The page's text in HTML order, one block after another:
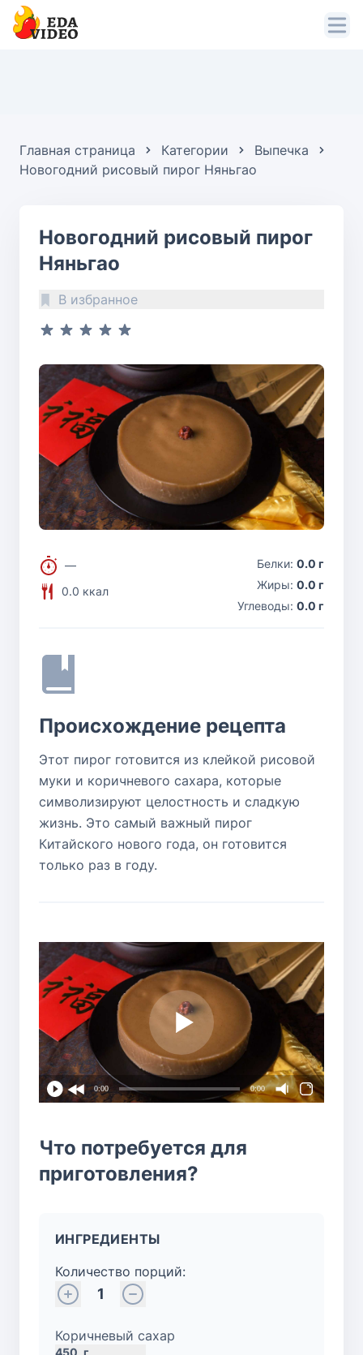
Главная страница Категории
Выпечка
Новогодний рисовый пирог Няньгао
Новогодний рисовый пирог
Няньгао
В избранное
—
0.0 ккал
Белки: 0.0 г
Жиры: 0.0 г
Углеводы: 0.0 г
Происхождение рецепта
Этот пирог готовится из клейкой рисовой
муки и коричневого сахара, которые
символизируют целостность и сладкую
жизнь. Это самый важный пирог
Китайского нового года, он готовится
только раз в году.
0:00 0:00
Что потребуется для
приготовления?
ИНГРЕДИЕНТЫ
Количество порций:
1
Коричневый сахар
450 г